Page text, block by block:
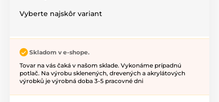
Vyberte najskôr variant
Skladom v e-shope.
Tovar na vás čaká v našom sklade. Vykonáme prípadnú
potlač. Na výrobu sklenených, drevených a akrylátových
výrobků je výrobná doba 3-5 pracovné dni